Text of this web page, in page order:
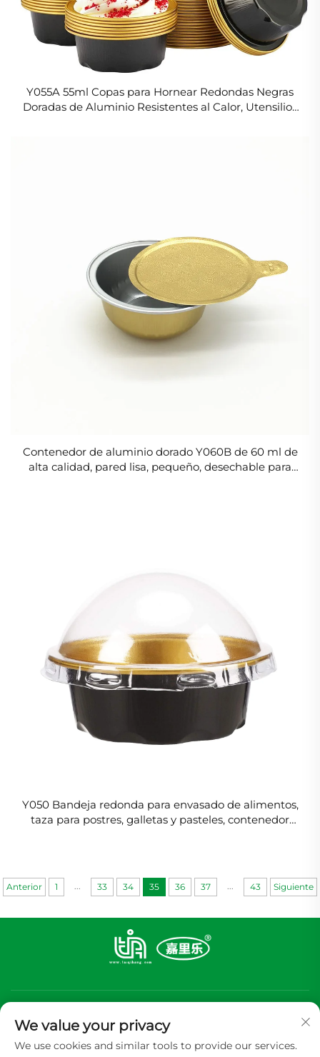
Y055A 55ml Copas para Hornear Redondas Negras
Doradas de Aluminio Resistentes al Calor, Utensilios
Contenedor de aluminio dorado Y060B de 60 ml de
alta calidad, pared lisa, pequeño, desechable para
Y050 Bandeja redonda para envasado de alimentos,
taza para postres, galletas y pasteles, contenedor
Anterior 1 ... 33 34 35 36 37 ... 43 Siguiente
We value your privacy
We use cookies and similar tools to provide our services.